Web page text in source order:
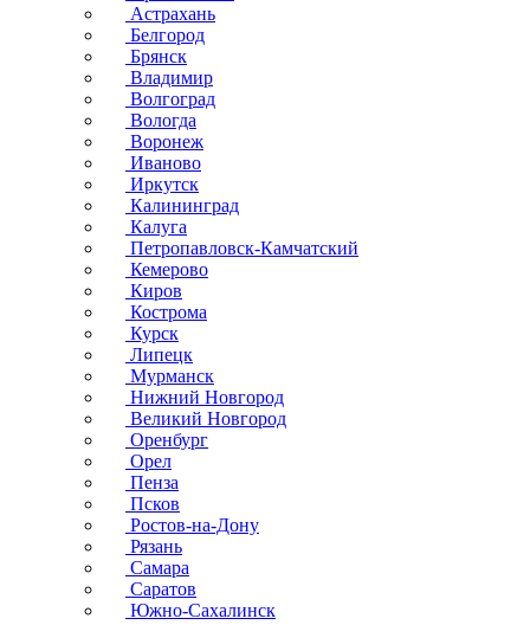
Астрахань
Белгород
Брянск
Владимир
Волгоград
Вологда
Воронеж
Иваново
Иркутск
Калининград
Калуга
Петропавловск-Камчатский
Кемерово
Киров
Кострома
Курск
Липецк
Мурманск
Нижний Новгород
Великий Новгород
Оренбург
Орел
Пенза
Псков
Ростов-на-Дону
Рязань
Самара
Саратов
Южно-Сахалинск